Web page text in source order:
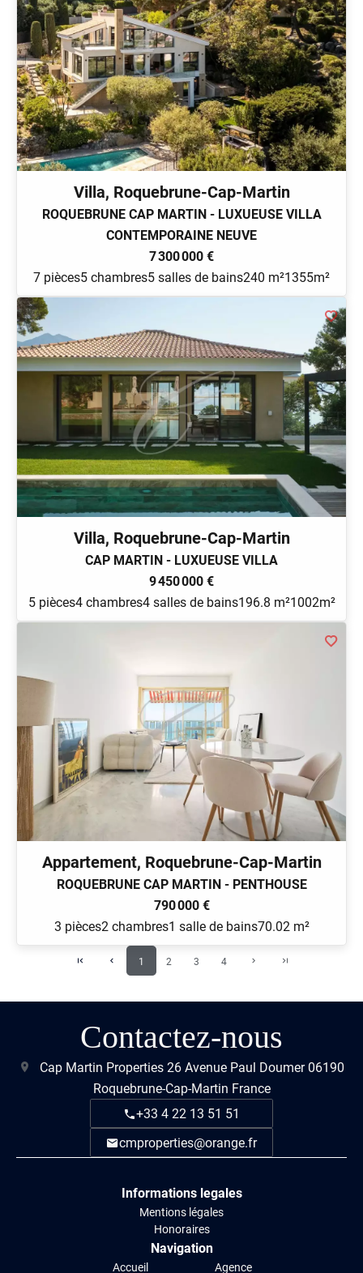
Villa, Roquebrune-Cap-Martin
ROQUEBRUNE CAP MARTIN - LUXUEUSE VILLA
CONTEMPORAINE NEUVE
7 300 000 €
7 pièces5 chambres5 salles de bains240 m²1355m²
Villa, Roquebrune-Cap-Martin
CAP MARTIN - LUXUEUSE VILLA
9 450 000 €
5 pièces4 chambres4 salles de bains196.8 m²1002m²
Appartement, Roquebrune-Cap-Martin
ROQUEBRUNE CAP MARTIN - PENTHOUSE
790 000 €
3 pièces2 chambres1 salle de bains70.02 m²
1 2 3 4
Contactez-nous
Cap Martin Properties26 Avenue Paul Doumer06190
Roquebrune-Cap-Martin France
+33 4 22 13 51 51
cmproperties@orange.fr
Informations legales
Mentions légales
Honoraires
Navigation
Accueil Agence